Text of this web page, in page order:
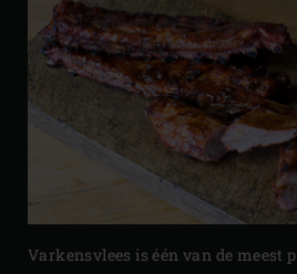
Varkensvlees is één van de meest